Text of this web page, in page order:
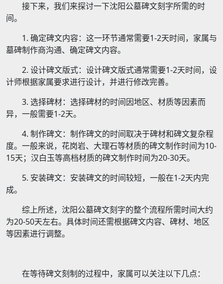
接下来，我们来探讨一下沈阳公墓碑文刻字所需的时
间。
1. 确定碑文内容：这一环节通常需要1-2天时间，家属与
墓碑制作商沟通、确定碑文内容。
2. 设计碑文版式：设计碑文版式通常需要1-2天时间，设
计师根据家属要求进行设计，并进行修改完善。
3. 选择碑材：选择碑材的时间因地区、材质等因素而
异，一般需要1-2天。
4. 制作碑文：制作碑文的时间取决于碑材和碑文复杂程
度。一般来说，花岗岩、大理石等材质的碑文制作时间为10-
15天；汉白玉等高档材质的碑文制作时间为20-30天。
5. 安装碑文：安装碑文的时间较短，一般在1-2天内完
成。
综上所述，沈阳公墓碑文刻字的整个流程所需时间大约
为20-50天左右。具体时间还需根据碑文内容、碑材、地区
等因素进行调整。
在等待碑文刻制的过程中，家属可以关注以下几点：